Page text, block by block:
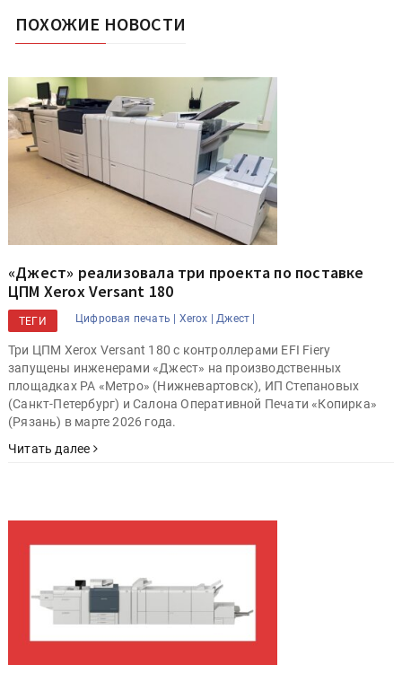
ПОХОЖИЕ НОВОСТИ
«Джест» реализовала три проекта по поставке
ЦПМ Xerox Versant 180
ТЕГИ Цифровая печать | Xerox | Джест |
Три ЦПМ Xerox Versant 180 с контроллерами EFI Fiery
запущены инженерами «Джест» на производственных
площадках РА «Метро» (Нижневартовск), ИП Степановых
(Санкт-Петербург) и Салона Оперативной Печати «Копирка»
(Рязань) в марте 2026 года.
Читать далее